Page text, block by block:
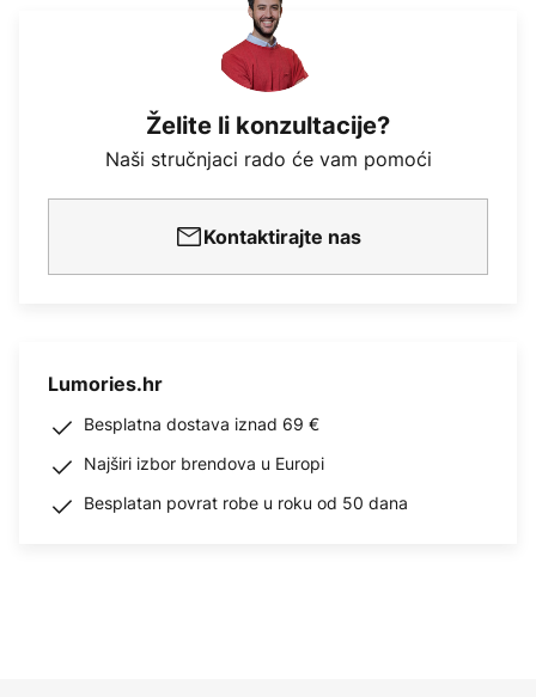
Želite li konzultacije?
Naši stručnjaci rado će vam pomoći
Kontaktirajte nas
Lumories.hr
Besplatna dostava iznad 69 €
Najširi izbor brendova u Europi
Besplatan povrat robe u roku od 50 dana